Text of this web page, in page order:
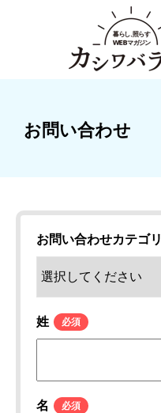
お問い合わせ
お問い合わせカテゴリ
姓
名